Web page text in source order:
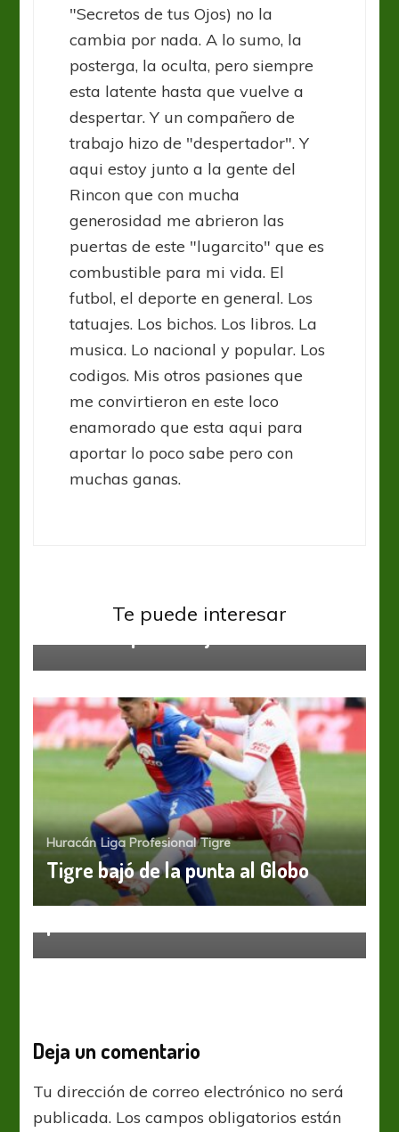
"Secretos de tus Ojos) no la
cambia por nada. A lo sumo, la
posterga, la oculta, pero siempre
esta latente hasta que vuelve a
despertar. Y un compañero de
trabajo hizo de "despertador". Y
aqui estoy junto a la gente del
Rincon que con mucha
generosidad me abrieron las
puertas de este "lugarcito" que es
combustible para mi vida. El
futbol, el deporte en general. Los
tatuajes. Los bichos. Los libros. La
musica. Lo nacional y popular. Los
codigos. Mis otros pasiones que
me convirtieron en este loco
enamorado que esta aqui para
aportar lo poco sabe pero con
muchas ganas.
Te puede interesar
Liga Profesional San Lorenzo
Huracán Liga Profesional Tigre
Tigre bajó de la punta al Globo
Liga Profesional Vélez Sarsfield
La Zona Complementación fue
Deja un comentario
Tu dirección de correo electrónico no será
publicada. Los campos obligatorios están